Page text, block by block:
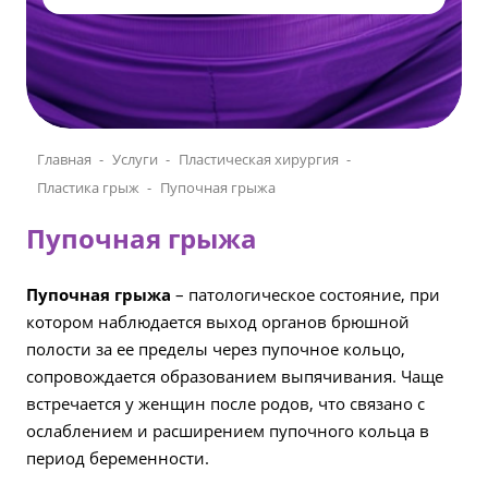
Главная Услуги
Пластическая хирургия
Пластика грыж
Пупочная грыжа
Пупочная грыжа
Пупочная грыжа – патологическое состояние, при
котором наблюдается выход органов брюшной
полости за ее пределы через пупочное кольцо,
сопровождается образованием выпячивания. Чаще
встречается у женщин после родов, что связано с
ослаблением и расширением пупочного кольца в
период беременности.